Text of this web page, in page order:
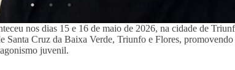
nos dias 15 e 16 de maio de 2026, na cidade de
Cruz da Baixa Verde, Triunfo e Flores,
juvenil.